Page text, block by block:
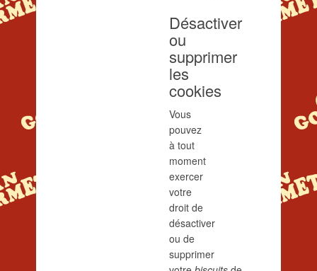
Désactiver
ou
supprimer
les
cookies
Vous
pouvez
à tout
moment
exercer
votre
droit de
désactiver
ou de
supprimer